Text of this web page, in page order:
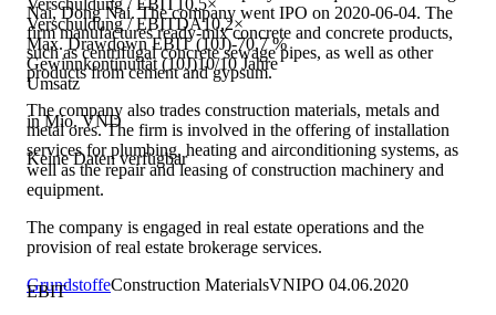
Verschuldung / EBIT10,5×
Verschuldung / EBITDA10,2×
Max. Drawdown EBIT (10J)-70,7 %
Gewinnkontinuität (10J)10/10 Jahre
Umsatz
in Mio. VND
Keine Daten verfügbar
EBIT
Nai, Dong Nai. The company went IPO on 2020-06-04. The
firm manufactures ready-mix concrete and concrete products,
such as centrifugal concrete sewage pipes, as well as other
products from cement and gypsum.
The company also trades construction materials, metals and
metal ores. The firm is involved in the offering of installation
services for plumbing, heating and airconditioning systems, as
well as the repair and leasing of construction machinery and
equipment.
The company is engaged in real estate operations and the
provision of real estate brokerage services.
GrundstoffeConstruction MaterialsVNIPO 04.06.2020